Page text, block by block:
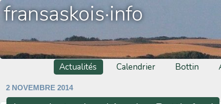
fransaskois·info
Actualités Calendrier Bottin
2 NOVEMBRE 2014